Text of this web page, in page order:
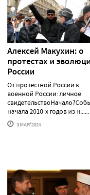
Алексей Макуxин: о
протестаx и
России
От протестной России к
военной России: личное
начала 2010-х годов из н......
3 МАЯ'2024